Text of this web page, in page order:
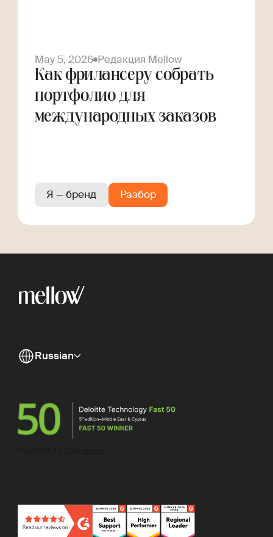
May 5, 2026 Редакция Mellow
Как фрилансеру собрать
портфолио для
международных заказов
Я — бренд Разбор
Russian